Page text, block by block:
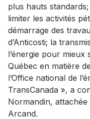
plus hauts
limiter les activités
démarrage des
d’Anticosti; la
l’énergie pour
Québec en matière
l’Office national de
TransCanada », a
Normandin,
Arcand.